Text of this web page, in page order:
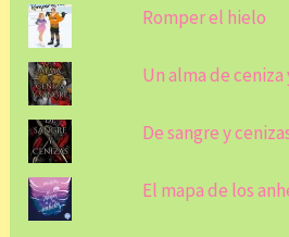
Romper el hielo
Un alma de ceniza
De sangre y
El mapa de los